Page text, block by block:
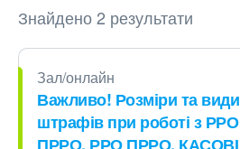
Знайдено 2 результати
Зал/онлайн
Важливо! Розміри та види
штрафів при роботі з РРО